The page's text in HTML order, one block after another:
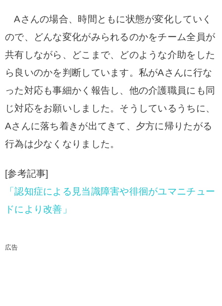
Aさんの場合、時間ともに状態が変化していく
ので、どんな変化がみられるのかをチーム全員が
共有しながら、どこまで、どのような介助をした
ら良いのかを判断しています。 私がAさんに行な
った対応も事細かく報告し、他の介護職員にも同
じ対応をお願いしました。 そうしているうちに、
Aさんに落ち着きが出てきて、夕方に帰りたがる
行為は少なくなりました。
[参考記事]
「認知症による見当識障害や徘徊がユマニチュー
ドにより改善」
広告